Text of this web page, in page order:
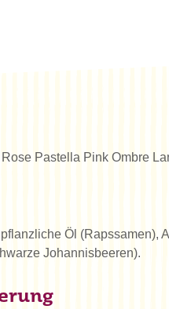
Pastella Pink Ombre
Öl (Rapssamen),
Johannisbeeren).